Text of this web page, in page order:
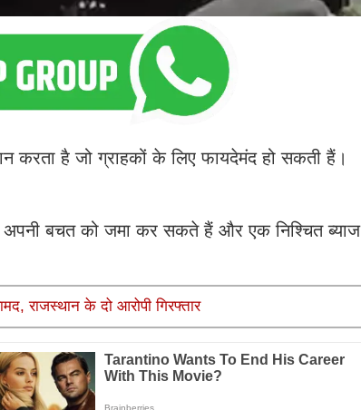
है जो ग्राहकों के लिए फायदेमंद हो सकती हैं।
अपनी बचत को जमा कर सकते हैं और एक निश्चित ब्याज
राजस्थान के दो आरोपी गिरफ्तार